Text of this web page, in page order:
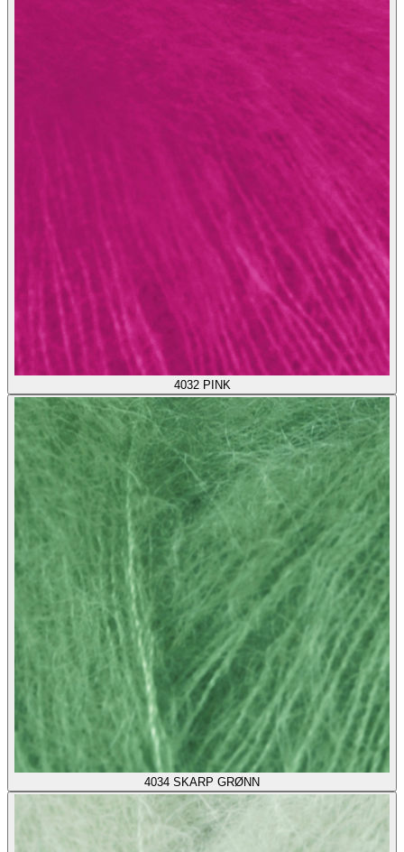
4032 PINK
4034 SKARP GRØNN